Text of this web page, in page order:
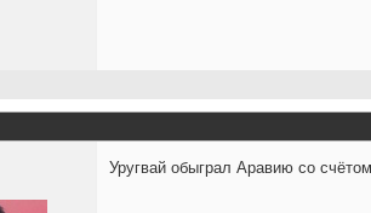
Уругвай обыграл Аравию со